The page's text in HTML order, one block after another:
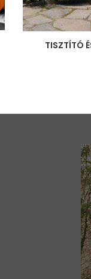
TISZTÍTÓ